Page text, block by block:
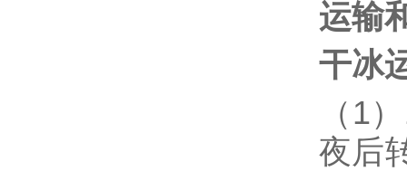
运输
干冰
（1
夜后